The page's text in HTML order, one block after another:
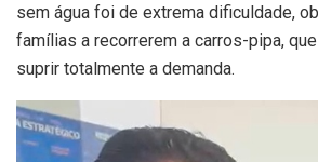
sem água foi de extrema dificuldade,
famílias a recorrerem a carros-pipa,
suprir totalmente a demanda.